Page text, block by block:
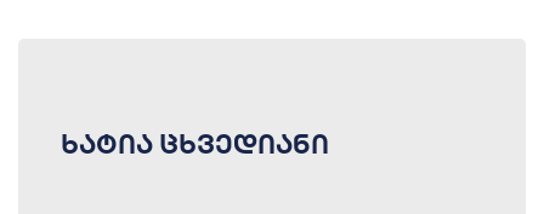
ხატია ცხვედიანი